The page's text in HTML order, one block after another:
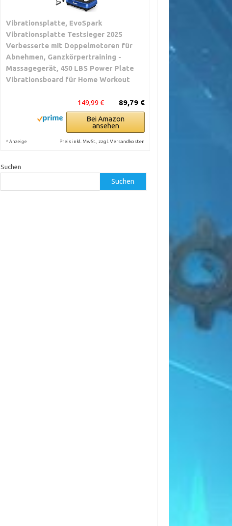
Vibrationsplatte, EvoSpark
Vibrationsplatte Testsieger 2025
Verbesserte mit Doppelmotoren für
Abnehmen, Ganzkörpertraining -
Massagegerät, 450 LBS Power Plate
Vibrationsboard für Home Workout
89,79 €
149,99 €
Bei Amazon
ansehen
* Anzeige Preis inkl. MwSt., zzgl. Versandkosten
Suchen
Suchen